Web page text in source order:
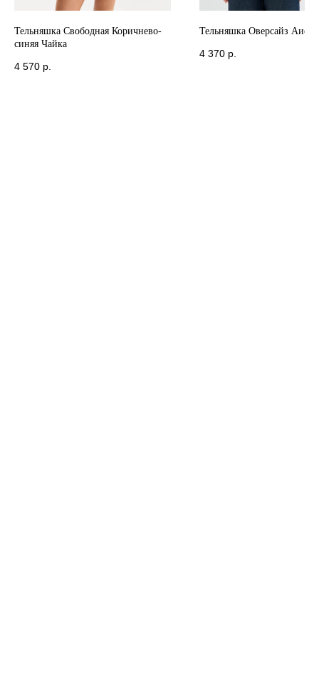
Тельняшка Свободная Коричнево-
синяя Чайка
4 570 р.
Тельняшка Оверсайз Аист
4 370 р.